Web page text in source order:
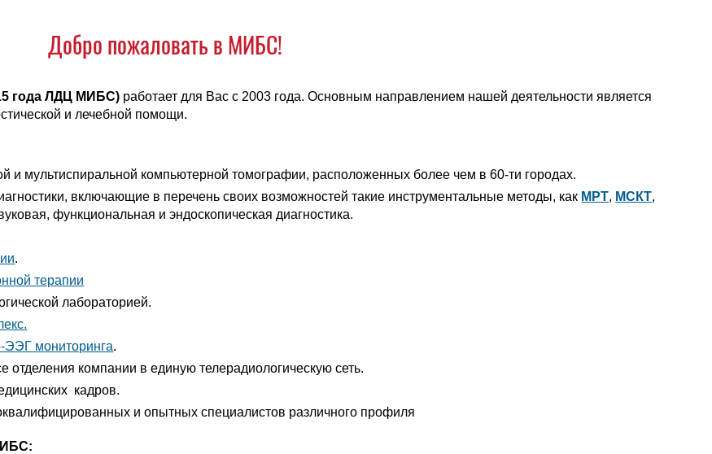
Добро пожаловать в МИБС!
года ЛДЦ МИБС) работает для Вас с 2003 года. Основным направлением нашей деятельности является
и лечебной помощи.
и мультиспиральной компьютерной томографии, расположенных более чем в 60-ти городах.
включающие в перечень своих возможностей такие инструментальные методы, как МРТ, МСКТ,
функциональная и эндоскопическая диагностика.
.
терапии
лабораторией.
ЭЭГ мониторинга.
компании в единую телерадиологическую сеть.
кадров.
и опытных специалистов различного профиля